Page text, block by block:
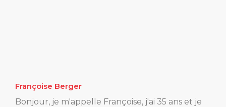
Françoise Berger
Bonjour, je m'appelle Françoise, j'ai 35 ans et je